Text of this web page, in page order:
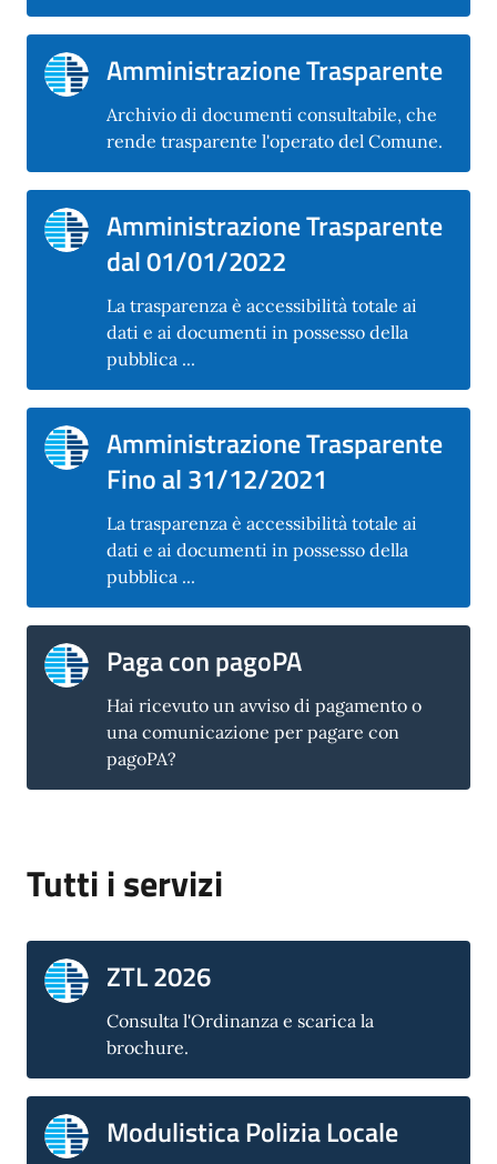
Amministrazione Trasparente
Archivio di documenti consultabile, che
rende trasparente l'operato del Comune.
Amministrazione Trasparente
dal 01/01/2022
La trasparenza è accessibilità totale ai
dati e ai documenti in possesso della
pubblica ...
Amministrazione Trasparente
Fino al 31/12/2021
La trasparenza è accessibilità totale ai
dati e ai documenti in possesso della
pubblica ...
Paga con pagoPA
Hai ricevuto un avviso di pagamento o
una comunicazione per pagare con
pagoPA?
Tutti i servizi
ZTL 2026
Consulta l'Ordinanza e scarica la
brochure.
Modulistica Polizia Locale